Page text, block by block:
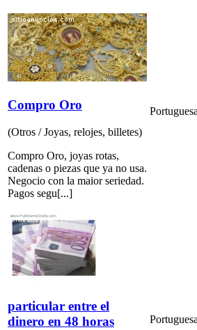
Compro Oro
(Otros / Joyas, relojes, billetes)
Compro Oro, joyas rotas,
cadenas o piezas que ya no usa.
Negocio con la maior seriedad.
Pagos segu[...]
particular entre el
dinero en 48 horas